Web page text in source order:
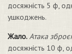
досяжність 5 ф,
ушкоджень.
Жало. Атака
досяжність 10 ф,